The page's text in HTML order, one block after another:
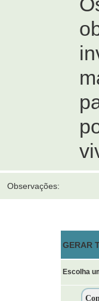
Observações:
GERAR
Escolha